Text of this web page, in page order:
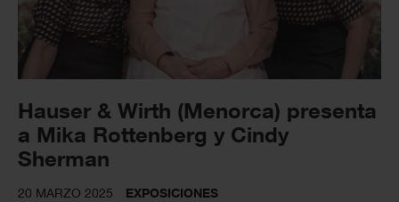
Hauser & Wirth (Menorca) presenta
a Mika Rottenberg y Cindy
Sherman
20 MARZO 2025 EXPOSICIONES